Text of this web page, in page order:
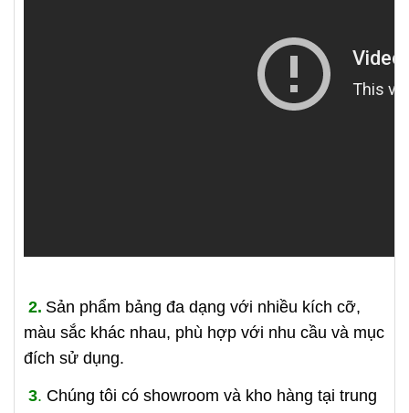
2. Sản phẩm bảng đa dạng với nhiều kích cỡ,
màu sắc khác nhau, phù hợp với nhu cầu và mục
đích sử dụng.
3. Chúng tôi có showroom và kho hàng tại trung